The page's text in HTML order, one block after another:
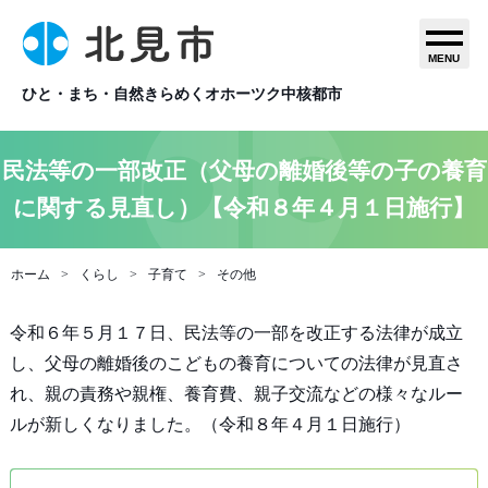
ひと・まち・自然きらめくオホーツク中核都市
MENU
民法等の一部改正（父母の離婚後等の子の養育
に関する見直し）【令和８年４月１日施行】
ホーム くらし 子育て その他
令和６年５月１７日、民法等の一部を改正する法律が成立
し、父母の離婚後のこどもの養育についての法律が見直さ
れ、親の責務や親権、養育費、親子交流などの様々なルー
ルが新しくなりました。（令和８年４月１日施行）